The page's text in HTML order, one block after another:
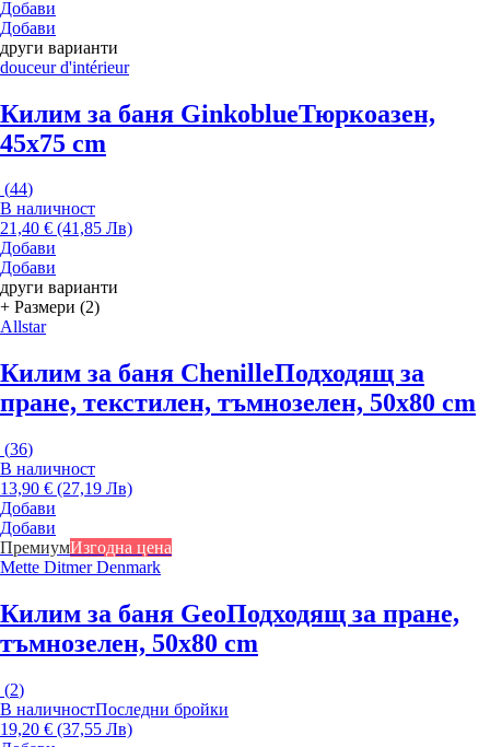
Добави
Добави
други варианти
douceur d'intérieur
Килим за баня GinkoblueТюркоазен,
45x75 cm
(44)
В наличност
21,40 € (41,85 Лв)
Добави
Добави
други варианти
+ Размери (2)
Allstar
Килим за баня ChenilleПодходящ за
пране, текстилен, тъмнозелен, 50x80 cm
(36)
В наличност
13,90 € (27,19 Лв)
Добави
Добави
ПремиумИзгодна цена
Mette Ditmer Denmark
Килим за баня GeoПодходящ за пране,
тъмнозелен, 50x80 cm
(2)
В наличностПоследни бройки
19,20 € (37,55 Лв)